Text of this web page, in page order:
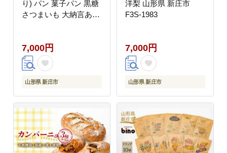
り) パン 菓子パン 黒糖
さつまいも 大納言あず
1417
7,000円
山形県 新庄市
洋梨 山形県 新庄市
F3S-1983
7,000円
山形県 新庄市